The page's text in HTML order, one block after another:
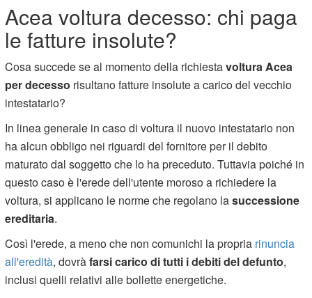
Acea voltura decesso: chi paga
le fatture insolute?
Cosa succede se al momento della richiestavoltura Acea
per decesso risultano fatture insolute a carico del vecchio
intestatario?
In linea generale in caso di voltura il nuovo intestatario non
ha alcun obbligo nei riguardi del fornitore per il debito
maturato dal soggetto che lo ha preceduto. Tuttavia poiché in
questo caso è l'erede dell'utente moroso a richiedere la
voltura, si applicano le norme che regolano lasuccessione
ereditaria.
Così l'erede, a meno che non comunichi la propria rinuncia
all'eredità, dovràfarsi carico di tutti i debiti del defunto,
inclusi quelli relativi alle bollette energetiche.